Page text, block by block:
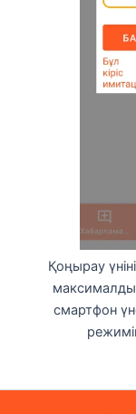
Қоңырау
максималды
смартфон